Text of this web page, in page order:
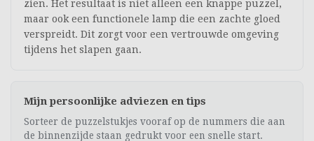
zien. Het resultaat is niet alleen een knappe puzzel,
maar ook een functionele lamp die een zachte gloed
verspreidt. Dit zorgt voor een vertrouwde omgeving
tijdens het slapen gaan.
Mijn persoonlijke adviezen en tips
Sorteer de puzzelstukjes vooraf op de nummers die aan
de binnenzijde staan gedrukt voor een snelle start.